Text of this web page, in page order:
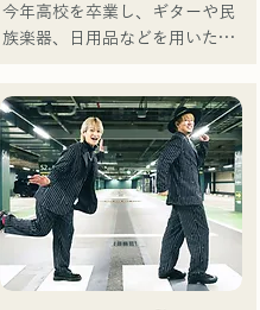
今年高校を卒業し、ギターや民
族楽器、日用品などを用いた、
制作に励む。枠に収まりきれな
いマルチな表現スタイルを確立
するため、日々探求を続けてい
る。現在はSNSを中心に、自身
の表現を発信中。